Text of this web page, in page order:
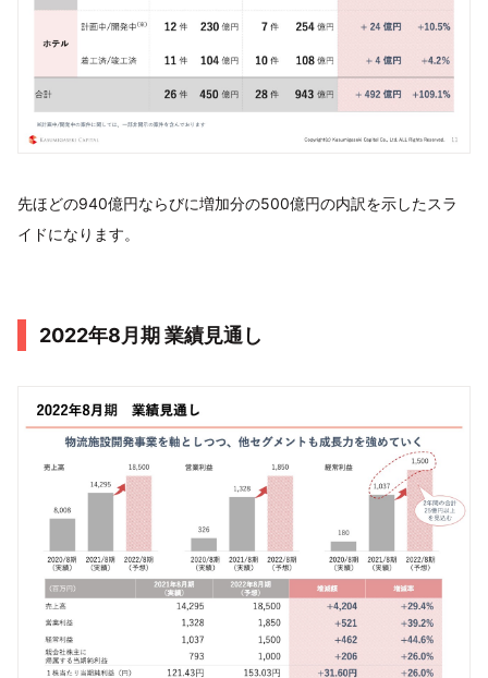
先ほどの940億円ならびに増加分の500億円の内訳を示したスラ
イドになります。
2022年8⽉期 業績⾒通し